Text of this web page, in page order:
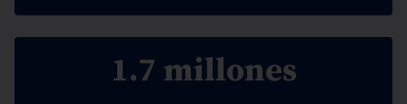
1.7 millones